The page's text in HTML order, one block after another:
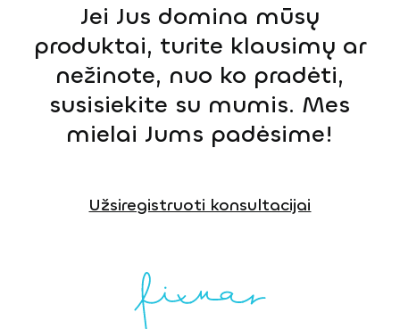
Jei Jus domina mūsų
produktai, turite klausimų ar
nežinote, nuo ko pradėti,
susisiekite su mumis. Mes
mielai Jums padėsime!
Užsiregistruoti konsultacijai